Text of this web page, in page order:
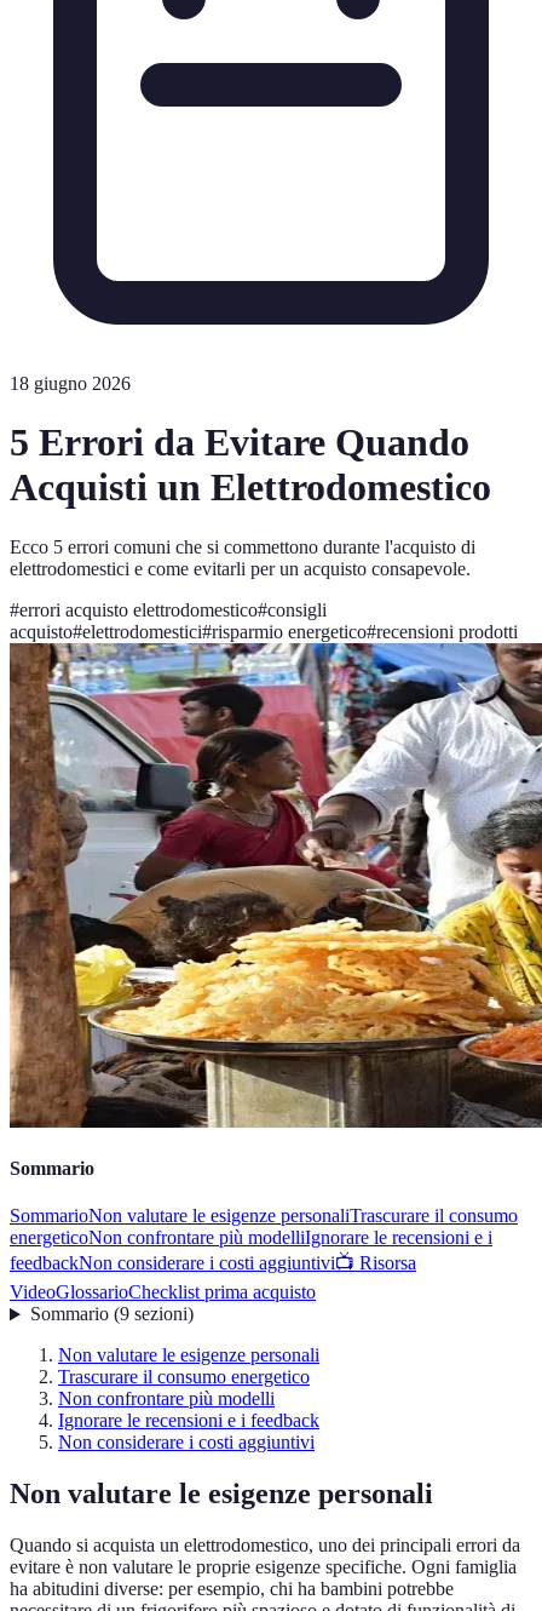
18 giugno 2026
5 Errori da Evitare Quando
Acquisti un Elettrodomestico
Ecco 5 errori comuni che si commettono durante l'acquisto di
elettrodomestici e come evitarli per un acquisto consapevole.
#errori acquisto elettrodomestico#consigli
acquisto#elettrodomestici#risparmio energetico#recensioni prodotti
Sommario
SommarioNon valutare le esigenze personaliTrascurare il consumo
energeticoNon confrontare più modelliIgnorare le recensioni e i
feedbackNon considerare i costi aggiuntivi📺 Risorsa
VideoGlossarioChecklist prima acquisto
Sommario(9 sezioni)
Non valutare le esigenze personali
Trascurare il consumo energetico
Non confrontare più modelli
Ignorare le recensioni e i feedback
Non considerare i costi aggiuntivi
Non valutare le esigenze personali
Quando si acquista un elettrodomestico, uno dei principali errori da
evitare è non valutare le proprie esigenze specifiche. Ogni famiglia
ha abitudini diverse: per esempio, chi ha bambini potrebbe